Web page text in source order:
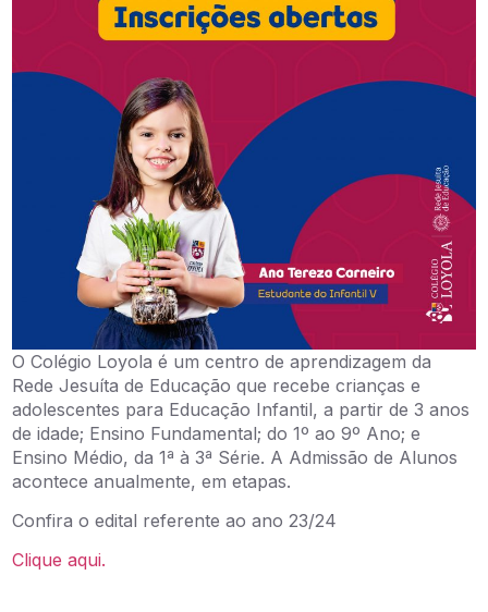
O Colégio Loyola é um centro de aprendizagem da
Rede Jesuíta de Educação que recebe crianças e
adolescentes para Educação Infantil, a partir de 3 anos
de idade; Ensino Fundamental; do 1º ao 9º Ano; e
Ensino Médio, da 1ª à 3ª Série. A Admissão de Alunos
acontece anualmente, em etapas.
Confira o edital referente ao ano 23/24
Clique aqui.